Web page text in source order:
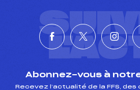
Abonnez-vous à
Recevez l’actualité de la FFS,